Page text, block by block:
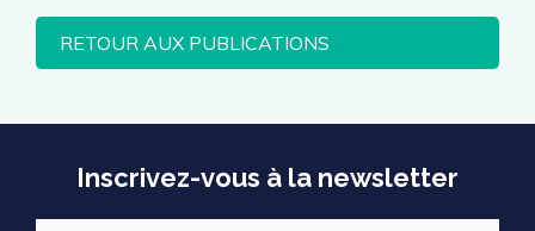
RETOUR AUX PUBLICATIONS
Inscrivez-vous à la newsletter